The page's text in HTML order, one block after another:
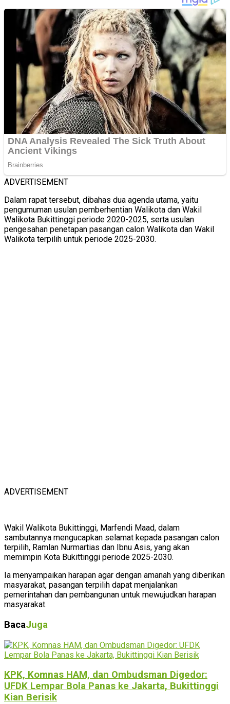
ADVERTISEMENT
Dalam rapat tersebut, dibahas dua agenda utama, yaitu
pengumuman usulan pemberhentian Walikota dan Wakil
Walikota Bukittinggi periode 2020-2025, serta usulan
pengesahan penetapan pasangan calon Walikota dan Wakil
Walikota terpilih untuk periode 2025-2030.
ADVERTISEMENT
Wakil Walikota Bukittinggi, Marfendi Maad, dalam
sambutannya mengucapkan selamat kepada pasangan calon
terpilih, Ramlan Nurmartias dan Ibnu Asis, yang akan
memimpin Kota Bukittinggi periode 2025-2030.
Ia menyampaikan harapan agar dengan amanah yang diberikan
masyarakat, pasangan terpilih dapat menjalankan
pemerintahan dan pembangunan untuk mewujudkan harapan
masyarakat.
BacaJuga
KPK, Komnas HAM, dan Ombudsman Digedor:
UFDK Lempar Bola Panas ke Jakarta, Bukittinggi
Kian Berisik